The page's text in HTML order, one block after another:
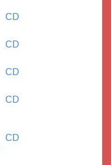
CD
CD
CD
CD
CD